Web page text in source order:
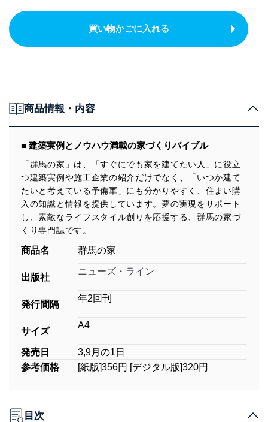
買い物かごに入れる
商品情報・内容
■ 建築実例とノウハウ満載の家づくりバイブル
「群馬の家」は、「すぐにでも家を建てたい人」に役立
つ建築実例や施工企業の紹介だけでなく、「いつか建て
たいと考えている予備軍」にも分かりやすく、住まい購
入の知識と情報を提供しています。夢の実現をサポート
し、素敵なライフスタイル創りを応援する、群馬の家づ
くり専門誌です。
商品名 群馬の家
出版社
ニューズ・ライン
発行間隔
年2回刊
サイズ
A4
発売日
3,9月の1日
参考価格
[紙版]356円 [デジタル版]320円
目次